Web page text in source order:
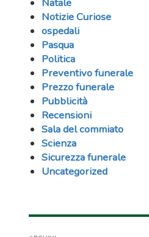
Notizie Curiose
ospedali
Pasqua
Politica
Preventivo funerale
Prezzo funerale
Pubblicità
Recensioni
Sala del commiato
Scienza
Sicurezza funerale
Uncategorized